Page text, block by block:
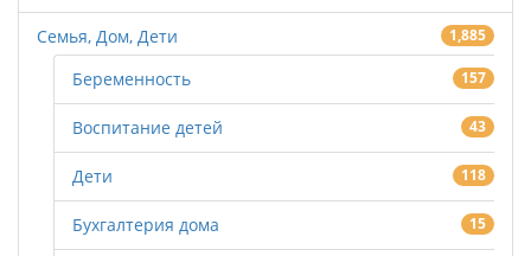
Семья, Дом, Дети 1,885
Беременность 157
Воспитание детей 43
Дети 118
Бухгалтерия дома 15